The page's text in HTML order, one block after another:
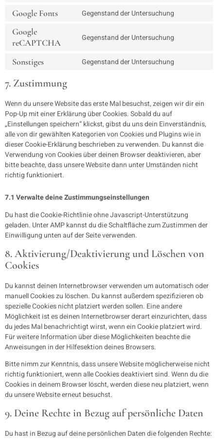
Google Fonts Gegenstand der Untersuchung
Google
reCAPTCHA
Gegenstand der Untersuchung
Sonstiges Gegenstand der Untersuchung
7. Zustimmung
Wenn du unsere Website das erste Mal besuchst, zeigen wir dir ein
Pop-Up mit einer Erklärung über Cookies. Sobald du auf
„Einstellungen speichern“ klickst, gibst du uns dein Einverständnis,
alle von dir gewählten Kategorien von Cookies und Plugins wie in
dieser Cookie-Erklärung beschrieben zu verwenden. Du kannst die
Verwendung von Cookies über deinen Browser deaktivieren, aber
bitte beachte, dass unsere Website dann unter Umständen nicht
richtig funktioniert.
7.1 Verwalte deine Zustimmungseinstellungen
Du hast die Cookie-Richtlinie ohne Javascript-Unterstützung
geladen. Unter AMP kannst du die Schaltfläche zum Zustimmen der
Einwilligung unten auf der Seite verwenden.
8. Aktivierung/Deaktivierung und Löschen von
Cookies
Du kannst deinen Internetbrowser verwenden um automatisch oder
manuell Cookies zu löschen. Du kannst außerdem spezifizieren ob
spezielle Cookies nicht platziert werden sollen. Eine andere
Möglichkeit ist es deinen Internetbrowser derart einzurichten, dass
du jedes Mal benachrichtigt wirst, wenn ein Cookie platziert wird.
Für weitere Information über diese Möglichkeiten beachte die
Anweisungen in der Hilfesektion deines Browsers.
Bitte nimm zur Kenntnis, dass unsere Website möglicherweise nicht
richtig funktioniert, wenn alle Cookies deaktiviert sind. Wenn du die
Cookies in deinem Browser löscht, werden diese neu platziert, wenn
du unsere Website erneut besuchst.
9. Deine Rechte in Bezug auf persönliche Daten
Du hast in Bezug auf deine persönlichen Daten die folgenden Rechte: